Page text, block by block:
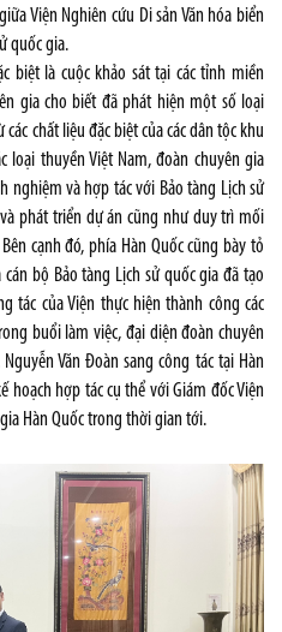
Viện Nghiên cứu Di sản Văn hóa biển
quốc gia.
biệt là cuộc khảo sát tại các tỉnh miền
gia cho biết đã phát hiện một số loại
chất liệu đặc biệt của các dân tộc khu
loại thuyền Việt Nam, đoàn chuyên gia
nghiệm và hợp tác với Bảo tàng Lịch sử
phát triển dự án cũng như duy trì mối
cạnh đó, phía Hàn Quốc cũng bày tỏ
bộ Bảo tàng Lịch sử quốc gia đã tạo
tác của Viện thực hiện thành công các
buổi làm việc, đại diện đoàn chuyên
Văn Đoàn sang công tác tại Hàn
hoạch hợp tác cụ thể với Giám đốc Viện
Hàn Quốc trong thời gian tới.